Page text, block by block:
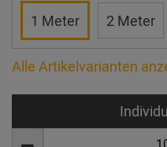
1 Meter 2 Meter
Alle Artikelvarianten